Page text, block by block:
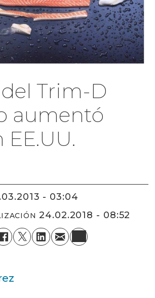
Trim-D
aumentó
EE.UU.
- 03:04
24.02.2018 - 08:52